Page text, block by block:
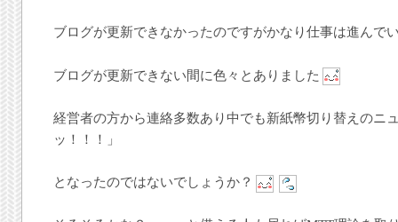
ブログが更新できなかったのですがかなり仕事は進んで
ブログが更新できない間に色々とありました
経営者の方から連絡多数あり中でも新紙幣切り替えのニ
ッ！！！」
となったのではないでしょうか？